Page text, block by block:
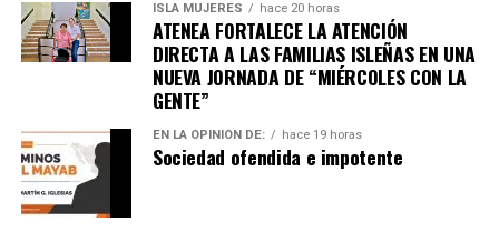
Unirme al canal de WhatsApp
ISLA MUJERES hace 20 horas
ATENEA FORTALECE LA ATENCIÓN
DIRECTA A LAS FAMILIAS ISLEÑAS EN UNA
NUEVA JORNADA DE “MIÉRCOLES CON LA
GENTE”
EN LA OPINIÓN DE: hace 19 horas
Sociedad ofendida e impotente